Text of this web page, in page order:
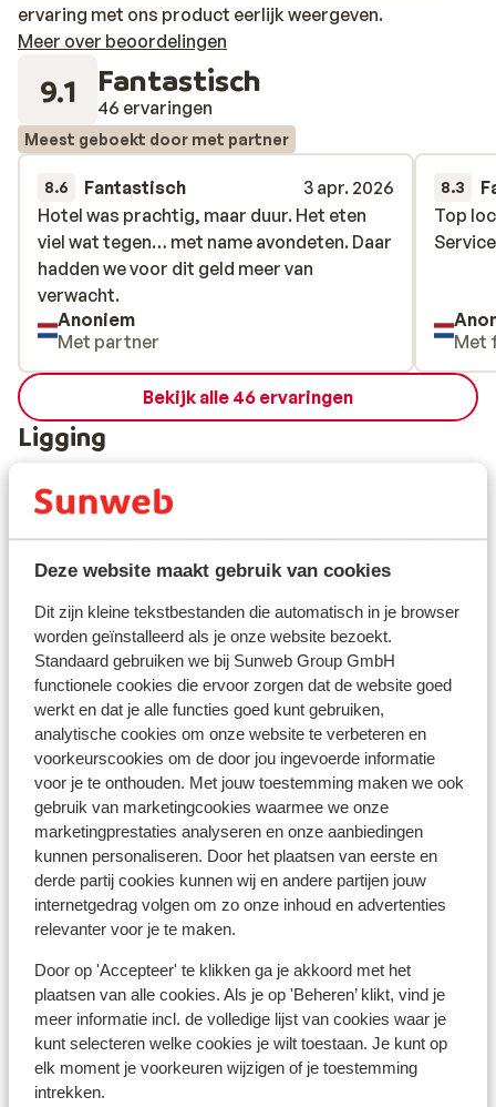
Deze website maakt gebruik van cookies
Dit zijn kleine tekstbestanden die automatisch in je browser
worden geïnstalleerd als je onze website bezoekt.
Standaard gebruiken we bij Sunweb Group GmbH
functionele cookies die ervoor zorgen dat de website goed
werkt en dat je alle functies goed kunt gebruiken,
analytische cookies om onze website te verbeteren en
voorkeurscookies om de door jou ingevoerde informatie
voor je te onthouden. Met jouw toestemming maken we ook
gebruik van marketingcookies waarmee we onze
marketingprestaties analyseren en onze aanbiedingen
kunnen personaliseren. Door het plaatsen van eerste en
derde partij cookies kunnen wij en andere partijen jouw
internetgedrag volgen om zo onze inhoud en advertenties
relevanter voor je te maken.
Door op 'Accepteer' te klikken ga je akkoord met het
plaatsen van alle cookies. Als je op 'Beheren’ klikt, vind je
meer informatie incl. de volledige lijst van cookies waar je
kunt selecteren welke cookies je wilt toestaan. Je kunt op
elk moment je voorkeuren wijzigen of je toestemming
intrekken.
ervaring met ons product eerlijk weergeven.
Meer over beoordelingen
9.1 Fantastisch
46 ervaringen
Meest geboekt door met partner
8.6 Fantastisch
3 apr. 2026
Hotel was prachtig, maar duur. Het eten
viel wat tegen… met name avondeten. Daar
hadden we voor dit geld meer van
verwacht.
Hotel was prachtig, maar duur. Het eten
viel wat tegen… met name avondeten. Daar
hadden we voor dit geld meer van
verwacht.
Anoniem
Met partner
8.3
Top
Top
Met
Bekijk alle 46 ervaringen
Ligging
Bekijk op kaart
Afstanden
Centrum: 200 m
Skipiste: 0 m
Skibushalte: 200 m
Skilift: 50 m
Skipas, -les en verhuur
Skipas
Skilessen
Skimateriaal